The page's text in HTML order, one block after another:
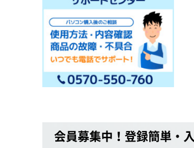
会員募集中！登録簡単・